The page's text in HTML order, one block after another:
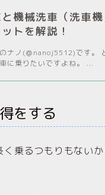
機械洗車（洗車
トを解説！
ナノ(＠nanoj5512)です。
に乗りたいですよね。 ...
をする
乗るつもりもない